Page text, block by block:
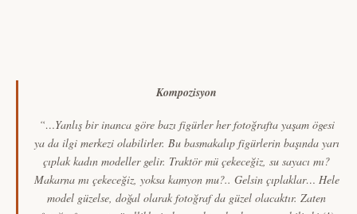
Kompozisyon
“…Yanlış bir inanca göre bazı figürler her fotoğrafta yaşam ögesi
ya da ilgi merkezi olabilirler. Bu basmakalıp figürlerin başında yarı
çıplak kadın modeller gelir. Traktör mü çekeceğiz, su sayacı mı?
Makarna mı çekeceğiz, yoksa kamyon mu?.. Gelsin çıplaklar… Hele
model güzelse, doğal olarak fotoğraf da güzel olacaktır. Zaten